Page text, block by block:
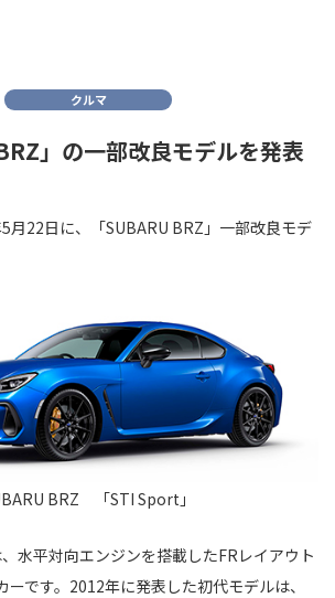
クルマ
」の一部改良モデルを発表
月22日に、「SUBARU BRZ」一部改良モデ
BRZ 「STI Sport」
、水平対向エンジンを搭載したFRレイアウト
ーです。2012年に発表した初代モデルは、